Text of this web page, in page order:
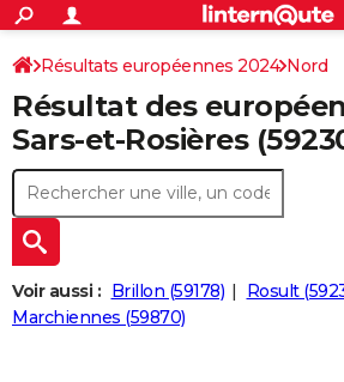
ACTUALITÉS
Politique
Société
Faits Divers
Education
Monde
Villes
+
SPORT
Coupe du monde 2026
Football
Tennis
Cyclisme
Rugby
Forum
Programme TV
TNT
Streaming
Cinéma
Sorties cinéma
Musique
+
FINANCE
Retraite
Impôts
Epargne
Immobilier
Risques naturels par ville
Banque
Assurance
Crédit
AUTO
Essais
Réserver un essai
Citadines
Berlines
SUV
Forum auto
+
HIGH-TECH
Mobiles
Meilleur smartphone
Internet
Ordinateurs
Jeux vidéo
Guide high-tech
+
BRICOLAGE
S'inscrire
Connexion
Résultats européennes 2024 Nord
Résultat des
Sars-et-Rosières
Voir aussi : Brillon (59178) Rosult
Marchiennes (59870)